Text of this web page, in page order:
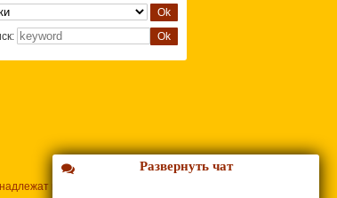
Развернуть чат
их владельцам.